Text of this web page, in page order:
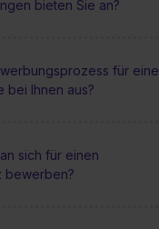
bieten Sie an?
für eine
bei Ihnen aus?
sich für einen
bewerben?